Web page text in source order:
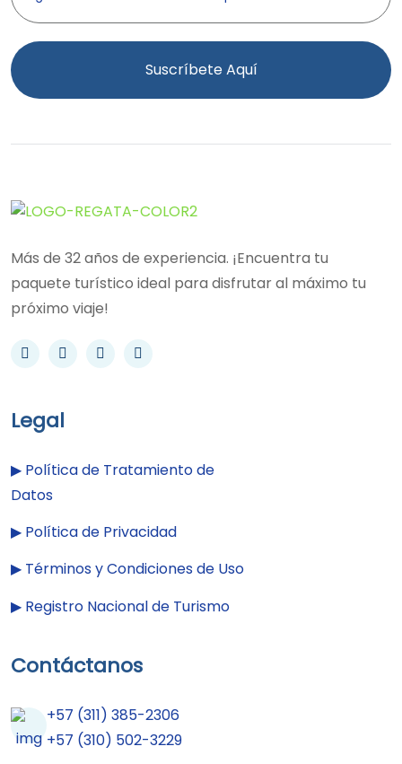
Suscríbete Aquí
Más de 32 años de experiencia. ¡Encuentra tu
paquete turístico ideal para disfrutar al máximo tu
próximo viaje!
Legal
▶︎ Política de Tratamiento de
Datos
▶︎ Política de Privacidad
▶︎ Términos y Condiciones de Uso
▶︎ Registro Nacional de Turismo
Contáctanos
+57 (311) 385-2306
+57 (310) 502-3229